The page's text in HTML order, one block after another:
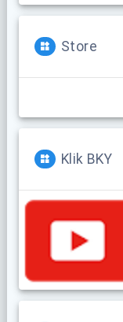
Store
Klik BKY